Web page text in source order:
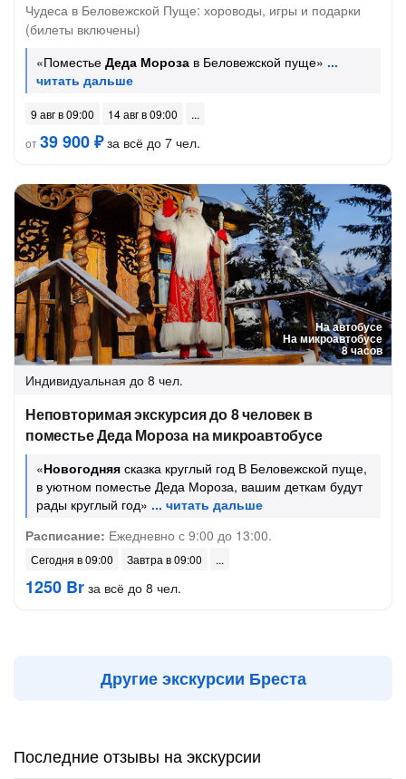
Чудеса в Беловежской Пуще: хороводы, игры и подарки
(билеты включены)
«Поместье Деда Мороза в Беловежской пуще»
9 авг в 09:00
14 авг в 09:00
от39 900 ₽за всё до 7 чел.
На автобусе
На микроавтобусе
8 часов
Индивидуальная до 8 чел.
Неповторимая экскурсия до 8 человек в
поместье Деда Мороза на микроавтобусе
«Новогодняя сказка круглый год В Беловежской пуще,
в уютном поместье Деда Мороза, вашим деткам будут
рады круглый год»
Расписание: Ежедневно с 9:00 до 13:00.
Сегодня в 09:00 Завтра в 09:00
1250 Br за всё до 8 чел.
Другие экскурсии Бреста
Последние отзывы на экскурсии